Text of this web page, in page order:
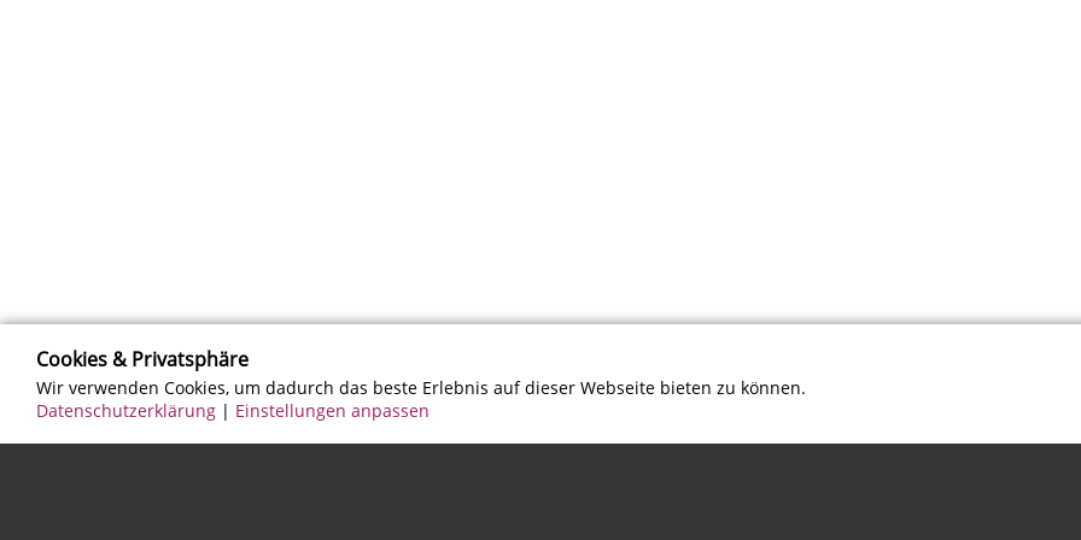
IMPRESSUM
Cookies & Privatsphäre
Wir verwenden Cookies, um dadurch das beste Erlebnis auf dieser Webseite bieten zu können.
Datenschutzerklärung | Einstellungen anpassen